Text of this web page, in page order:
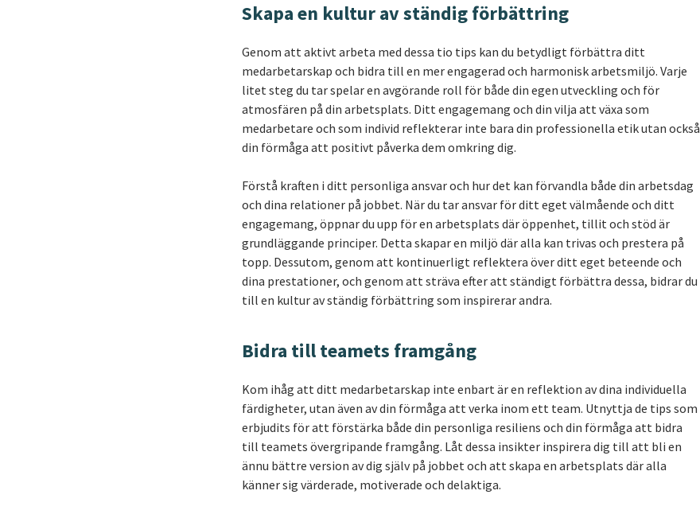
Skapa en kultur av ständig förbättring
Genom att aktivt arbeta med dessa tio tips kan du betydligt förbättra ditt
medarbetarskap och bidra till en mer engagerad och harmonisk arbetsmiljö. Varje
litet steg du tar spelar en avgörande roll för både din egen utveckling och för
atmosfären på din arbetsplats. Ditt engagemang och din vilja att växa som
medarbetare och som individ reflekterar inte bara din professionella etik utan också
din förmåga att positivt påverka dem omkring dig.
Förstå kraften i ditt personliga ansvar och hur det kan förvandla både din arbetsdag
och dina relationer på jobbet. När du tar ansvar för ditt eget välmående och ditt
engagemang, öppnar du upp för en arbetsplats där öppenhet, tillit och stöd är
grundläggande principer. Detta skapar en miljö där alla kan trivas och prestera på
topp. Dessutom, genom att kontinuerligt reflektera över ditt eget beteende och
dina prestationer, och genom att sträva efter att ständigt förbättra dessa, bidrar du
till en kultur av ständig förbättring som inspirerar andra.
Bidra till teamets framgång
Kom ihåg att ditt medarbetarskap inte enbart är en reflektion av dina individuella
färdigheter, utan även av din förmåga att verka inom ett team. Utnyttja de tips som
erbjudits för att förstärka både din personliga resiliens och din förmåga att bidra
till teamets övergripande framgång. Låt dessa insikter inspirera dig till att bli en
ännu bättre version av dig själv på jobbet och att skapa en arbetsplats där alla
känner sig värderade, motiverade och delaktiga.